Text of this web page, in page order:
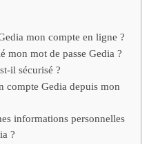
mon compte en ligne ?
mon mot de passe Gedia ?
il sécurisé ?
compte Gedia depuis mon
informations personnelles
?